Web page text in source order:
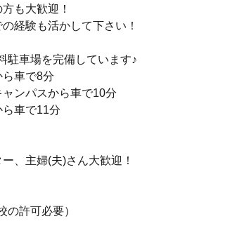
も大歓迎！
経験も活かして下さい！
駐車場を完備しています♪
ら車で8分
ャンパスから車で10分
ら車で11分
、主婦(夫)さん大歓迎！
許可必要）